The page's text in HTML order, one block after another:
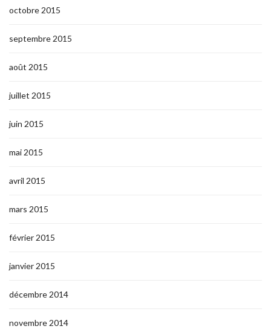
octobre 2015
septembre 2015
août 2015
juillet 2015
juin 2015
mai 2015
avril 2015
mars 2015
février 2015
janvier 2015
décembre 2014
novembre 2014